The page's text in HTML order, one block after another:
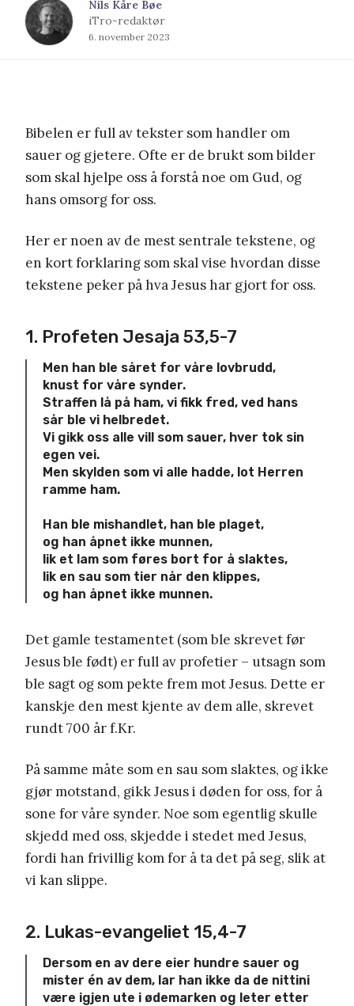
Nils Kåre Bøe
iTro-redaktør
6. november 2023
Bibelen er full av tekster som handler om
sauer og gjetere. Ofte er de brukt som bilder
som skal hjelpe oss å forstå noe om Gud, og
hans omsorg for oss.
Her er noen av de mest sentrale tekstene, og
en kort forklaring som skal vise hvordan disse
tekstene peker på hva Jesus har gjort for oss.
1. Profeten Jesaja 53,5-7
Men han ble såret for våre lovbrudd,
knust for våre synder.
Straffen lå på ham, vi fikk fred, ved hans
sår ble vi helbredet.
Vi gikk oss alle vill som sauer, hver tok sin
egen vei.
Men skylden som vi alle hadde, lot Herren
ramme ham.
Han ble mishandlet, han ble plaget,
og han åpnet ikke munnen,
lik et lam som føres bort for å slaktes,
lik en sau som tier når den klippes,
og han åpnet ikke munnen.
Det gamle testamentet (som ble skrevet før
Jesus ble født) er full av profetier – utsagn som
ble sagt og som pekte frem mot Jesus. Dette er
kanskje den mest kjente av dem alle, skrevet
rundt 700 år f.Kr.
På samme måte som en sau som slaktes, og ikke
gjør motstand, gikk Jesus i døden for oss, for å
sone for våre synder. Noe som egentlig skulle
skjedd med oss, skjedde i stedet med Jesus,
fordi han frivillig kom for å ta det på seg, slik at
vi kan slippe.
2. Lukas-evangeliet 15,4-7
Dersom en av dere eier hundre sauer og
mister én av dem, lar han ikke da de nittini
være igjen ute i ødemarken og leter etter